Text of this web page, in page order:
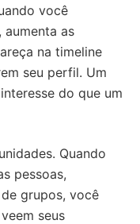
você
as
na timeline
seu perfil. Um
do que um
Quando
pessoas,
grupos, você
seus